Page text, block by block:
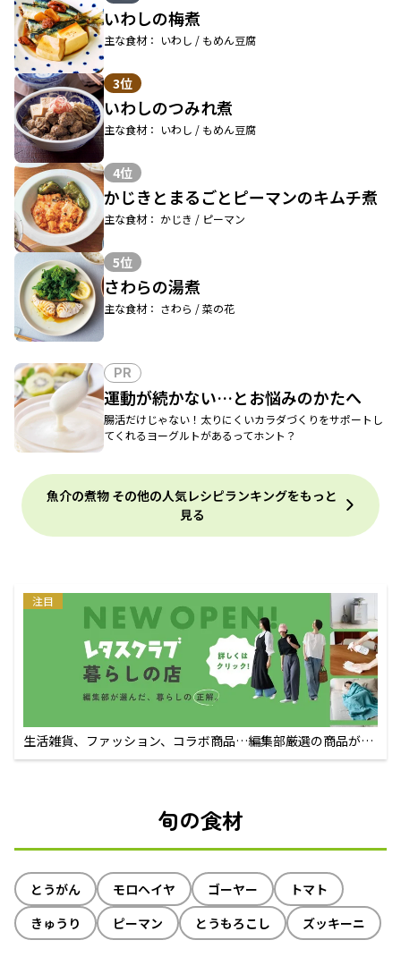
いわしの梅煮
主な食材： いわし / もめん豆腐
3位
いわしのつみれ煮
主な食材： いわし / もめん豆腐
4位
かじきとまるごとピーマンのキムチ煮
主な食材： かじき / ピーマン
5位
さわらの湯煮
主な食材： さわら / 菜の花
PR
運動が続かない…とお悩みのかたへ
腸活だけじゃない！太りにくいカラダづくりをサポートし
てくれるヨーグルトがあるってホント？
魚介の煮物 その他の人気レシピランキングをもっと
見る
注目
生活雑貨、ファッション、コラボ商品…編集部厳選の商品が買
えるECサイト
旬の食材
とうがん モロヘイヤ ゴーヤー
トマト
きゅうり
ピーマン とうもろこし ズッキーニ